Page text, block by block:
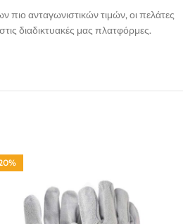
πιο ανταγωνιστικών τιμών, οι πελάτες
διαδικτυακές μας πλατφόρμες.